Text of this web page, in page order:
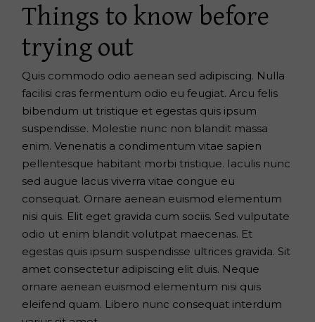
Things to know before
trying out
Quis commodo odio aenean sed adipiscing. Nulla
facilisi cras fermentum odio eu feugiat. Arcu felis
bibendum ut tristique et egestas quis ipsum
suspendisse. Molestie nunc non blandit massa
enim. Venenatis a condimentum vitae sapien
pellentesque habitant morbi tristique. Iaculis nunc
sed augue lacus viverra vitae congue eu
consequat. Ornare aenean euismod elementum
nisi quis. Elit eget gravida cum sociis. Sed vulputate
odio ut enim blandit volutpat maecenas. Et
egestas quis ipsum suspendisse ultrices gravida. Sit
amet consectetur adipiscing elit duis. Neque
ornare aenean euismod elementum nisi quis
eleifend quam. Libero nunc consequat interdum